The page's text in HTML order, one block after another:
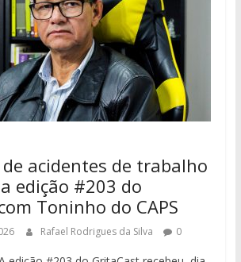
de acidentes de trabalho
edição #203 do
Toninho do CAPS
Rafael Rodrigues da Silva 0